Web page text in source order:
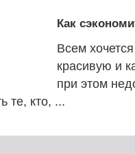
Как
Всем
красивую и
при этом
те, кто, ...